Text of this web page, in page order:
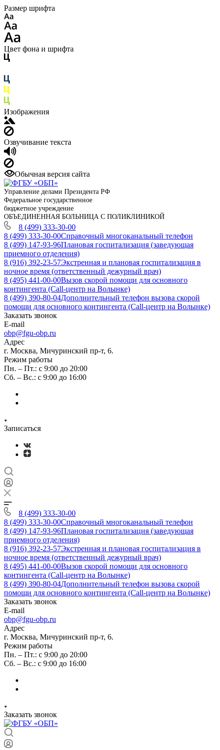
Размер шрифта
Цвет фона и шрифта
Изображения
Озвучивание текста
Обычная версия сайта
Управление делами Президента РФ
Федеральное государственное
бюджетное учреждение
ОБЪЕДИНЕННАЯ БОЛЬНИЦА С ПОЛИКЛИНИКОЙ
8 (499) 333-30-00
8 (499) 333-30-00Справочный многоканальный телефон
8 (499) 147-93-96Плановая госпитализация (заведующая
приемного отделения)
8 (916) 392-23-57Экстренная и плановая госпитализация в
ночное время (ответственный дежурный врач)
8 (495) 441-00-00Вызов скорой помощи для основного
контингента (Call-центр на Волынке)
8 (499) 390-80-04Дополнительный телефон вызова скорой
помощи для основного контингента (Call-центр на Волынке)
Заказать звонок
E-mail
obp@fgu-obp.ru
Адрес
г. Москва, Мичуринский пр-т, 6.
Режим работы
Пн. – Пт.: с 9:00 до 20:00
Сб. – Вс.: с 9:00 до 16:00
Записаться
8 (499) 333-30-00
8 (499) 333-30-00Справочный многоканальный телефон
8 (499) 147-93-96Плановая госпитализация (заведующая
приемного отделения)
8 (916) 392-23-57Экстренная и плановая госпитализация в
ночное время (ответственный дежурный врач)
8 (495) 441-00-00Вызов скорой помощи для основного
контингента (Call-центр на Волынке)
8 (499) 390-80-04Дополнительный телефон вызова скорой
помощи для основного контингента (Call-центр на Волынке)
Заказать звонок
E-mail
obp@fgu-obp.ru
Адрес
г. Москва, Мичуринский пр-т, 6.
Режим работы
Пн. – Пт.: с 9:00 до 20:00
Сб. – Вс.: с 9:00 до 16:00
Заказать звонок